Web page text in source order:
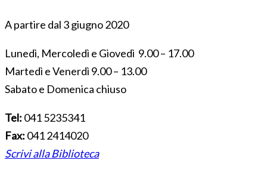
A partire dal 3 giugno 2020
Lunedì, Mercoledì e Giovedì 9.00 – 17.00
Martedì e Venerdì 9.00 – 13.00
Sabato e Domenica chiuso
Tel: 041 5235341
Fax: 041 2414020
Scrivi alla Biblioteca